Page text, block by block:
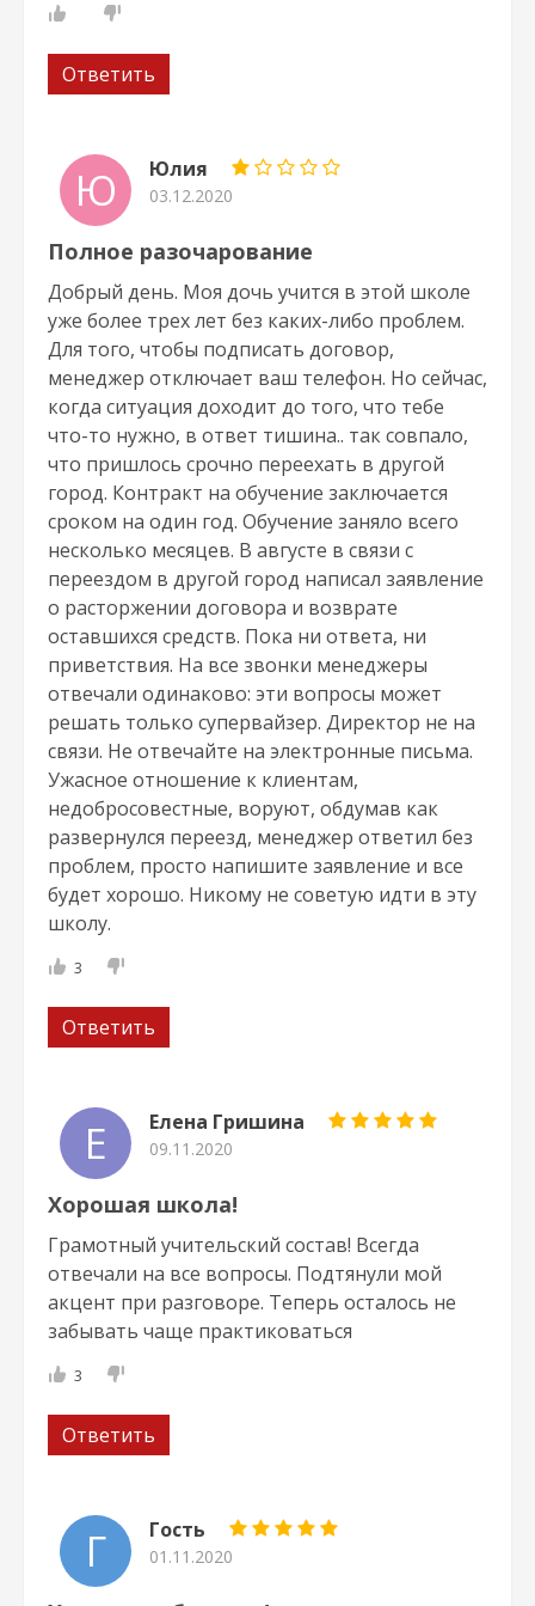
Ответить
Ю Юлия
03.12.2020
Полное разочарование
Добрый день. Моя дочь учится в этой школе
уже более трех лет без каких-либо проблем.
Для того, чтобы подписать договор,
менеджер отключает ваш телефон. Но сейчас,
когда ситуация доходит до того, что тебе
что-то нужно, в ответ тишина.. так совпало,
что пришлось срочно переехать в другой
город. Контракт на обучение заключается
сроком на один год. Обучение заняло всего
несколько месяцев. В августе в связи с
переездом в другой город написал заявление
о расторжении договора и возврате
оставшихся средств. Пока ни ответа, ни
приветствия. На все звонки менеджеры
отвечали одинаково: эти вопросы может
решать только супервайзер. Директор не на
связи. Не отвечайте на электронные письма.
Ужасное отношение к клиентам,
недобросовестные, воруют, обдумав как
развернулся переезд, менеджер ответил без
проблем, просто напишите заявление и все
будет хорошо. Никому не советую идти в эту
школу.
3
Ответить
Е Елена Гришина
09.11.2020
Хорошая школа!
Грамотный учительский состав! Всегда
отвечали на все вопросы. Подтянули мой
акцент при разговоре. Теперь осталось не
забывать чаще практиковаться
3
Ответить
Г Гость
01.11.2020